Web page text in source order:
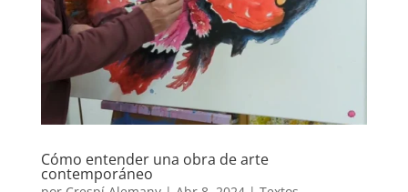
Cómo entender una obra de arte
contemporáneo